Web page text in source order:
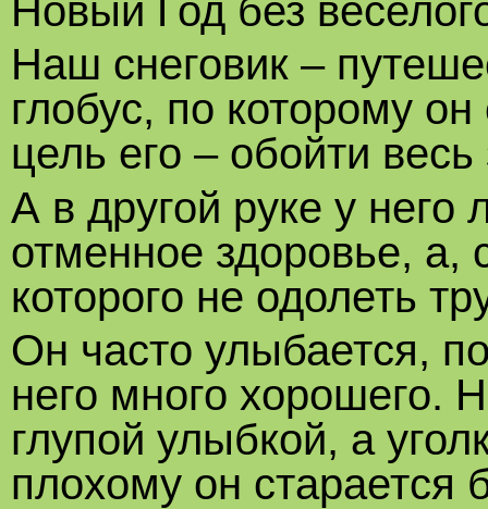
Новый Год без
Наш снеговик –
глобус, по которому
цель его – обойти
А в другой руке у него
отменное здоровье, а,
которого не одолеть
Он часто улыбается,
него много хорошего.
глупой улыбкой, а
плохому он старается